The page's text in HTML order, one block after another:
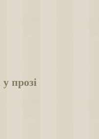
прозі